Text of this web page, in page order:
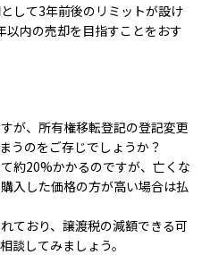
して3年前後のリミットが設け
以内の売却を目指すことをおす
が、所有権移転登記の登記変更
うのをご存じでしょうか？
約20%かかるのですが、亡くな
入した価格の方が高い場合は払
ており、譲渡税の減額できる可
談してみましょう。